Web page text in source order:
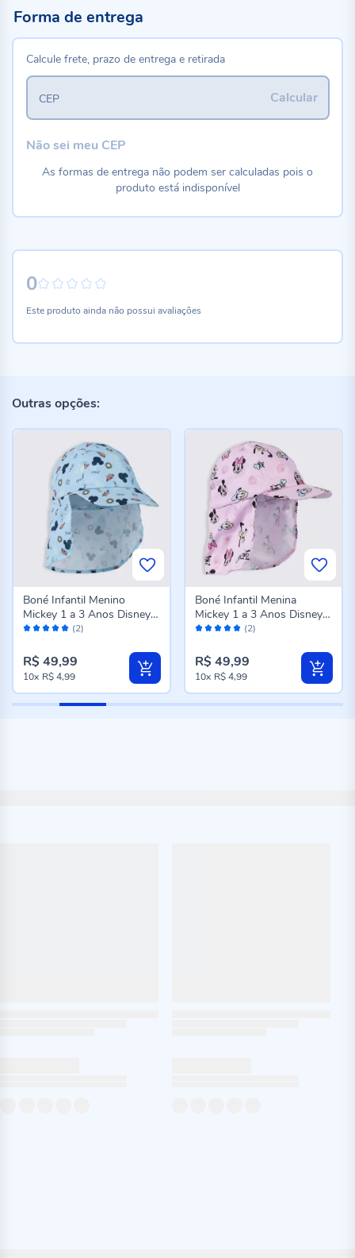
0
Este produto ainda não possui avaliações
Forma de entrega
Calcule frete, prazo de entrega e retirada
Calcular
CEP
Não sei meu CEP
As formas de entrega não podem ser calculadas pois o
produto está indisponível
Outras opções:
Avaliação: (2)
Boné Infantil Menino
Mickey 1 a 3 Anos Disney
Azul
R$ 49,99
10x R$ 4,99
Avaliação: (2)
Boné Infantil Menina
Mickey 1 a 3 Anos Disney
Rosa
R$ 49,99
10x R$ 4,99